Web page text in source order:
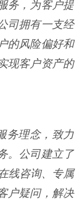
务，为客户提
司拥有一支经
的风险偏好和
现客户资产的
务理念，致力
。公司建立了
线咨询、专属
户疑问，解决